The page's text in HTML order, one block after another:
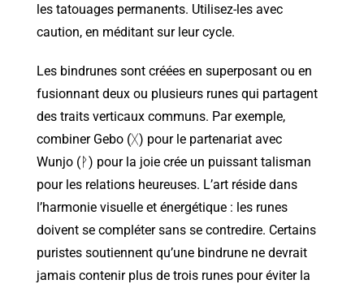
les tatouages permanents. Utilisez-les avec
caution, en méditant sur leur cycle.
Les bindrunes sont créées en superposant ou en
fusionnant deux ou plusieurs runes qui partagent
des traits verticaux communs. Par exemple,
combiner Gebo (ᚷ) pour le partenariat avec
Wunjo (ᚹ) pour la joie crée un puissant talisman
pour les relations heureuses. L’art réside dans
l’harmonie visuelle et énergétique : les runes
doivent se compléter sans se contredire. Certains
puristes soutiennent qu’une bindrune ne devrait
jamais contenir plus de trois runes pour éviter la